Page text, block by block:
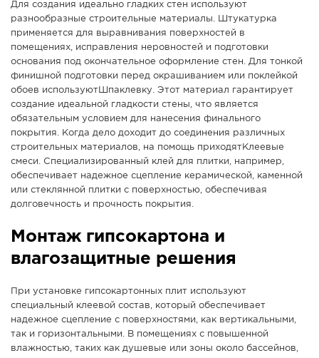
Для создания идеально гладких стен используют
разнообразные строительные материалы. Штукатурка
применяется для выравнивания поверхностей в
помещениях, исправления неровностей и подготовки
основания под окончательное оформление стен. Для тонкой
финишной подготовки перед окрашиванием или поклейкой
обоев используютШпаклевку. Этот материал гарантирует
создание идеальной гладкости стены, что является
обязательным условием для нанесения финального
покрытия. Когда дело доходит до соединения различных
строительных материалов, на помощь приходятКлеевые
смеси. Специализированный клей для плитки, например,
обеспечивает надежное сцепление керамической, каменной
или стеклянной плитки с поверхностью, обеспечивая
долговечность и прочность покрытия.
Монтаж гипсокартона и
влагозащитные решения
При установке гипсокартонных плит используют
специальный клеевой состав, который обеспечивает
надежное сцепление с поверхностями, как вертикальными,
так и горизонтальными. В помещениях с повышенной
влажностью, таких как душевые или зоны около бассейнов,